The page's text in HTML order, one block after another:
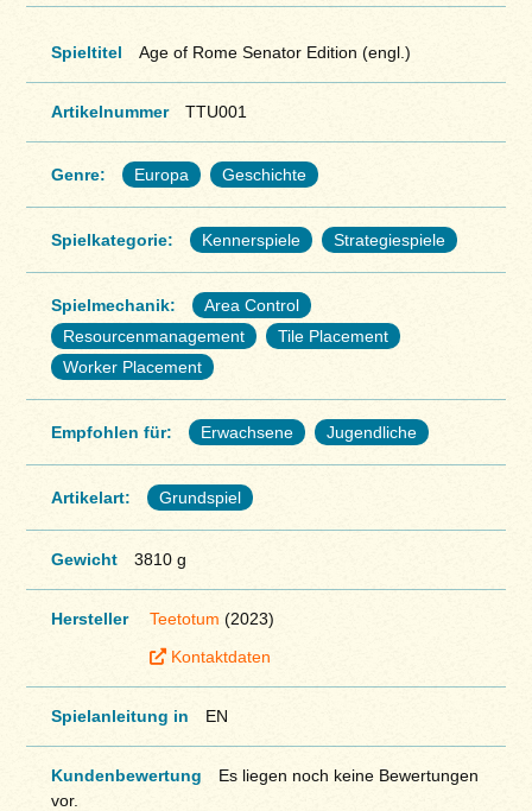
Spieltitel Age of Rome Senator Edition (engl.)
Artikelnummer TTU001
Genre: Europa Geschichte
Spielkategorie: Kennerspiele Strategiespiele
Spielmechanik:
Area Control
Resourcenmanagement
Tile Placement
Worker Placement
Empfohlen für: Erwachsene Jugendliche
Artikelart: Grundspiel
Gewicht 3810 g
Hersteller Teetotum (2023)
Kontaktdaten
Spielanleitung in EN
Kundenbewertung
Es liegen noch keine Bewertungen
vor.